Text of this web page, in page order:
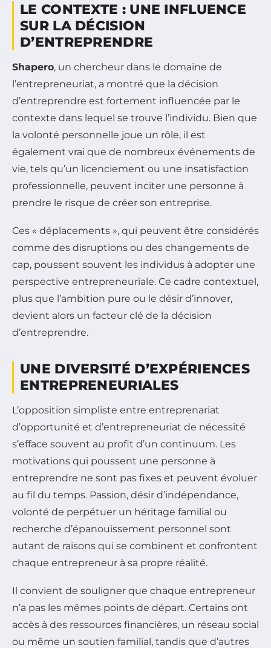
LE CONTEXTE : UNE INFLUENCE
SUR LA DÉCISION
D’ENTREPRENDRE
Shapero, un chercheur dans le domaine de
l’entrepreneuriat, a montré que la décision
d’entreprendre est fortement influencée par le
contexte dans lequel se trouve l’individu. Bien que
la volonté personnelle joue un rôle, il est
également vrai que de nombreux événements de
vie, tels qu’un licenciement ou une insatisfaction
professionnelle, peuvent inciter une personne à
prendre le risque de créer son entreprise.
Ces « déplacements », qui peuvent être considérés
comme des disruptions ou des changements de
cap, poussent souvent les individus à adopter une
perspective entrepreneuriale. Ce cadre contextuel,
plus que l’ambition pure ou le désir d’innover,
devient alors un facteur clé de la décision
d’entreprendre.
UNE DIVERSITÉ D’EXPÉRIENCES
ENTREPRENEURIALES
L’opposition simpliste entre entreprenariat
d’opportunité et d’entrepreneuriat de nécessité
s’efface souvent au profit d’un continuum. Les
motivations qui poussent une personne à
entreprendre ne sont pas fixes et peuvent évoluer
au fil du temps. Passion, désir d’indépendance,
volonté de perpétuer un héritage familial ou
recherche d’épanouissement personnel sont
autant de raisons qui se combinent et confrontent
chaque entrepreneur à sa propre réalité.
Il convient de souligner que chaque entrepreneur
n’a pas les mêmes points de départ. Certains ont
accès à des ressources financières, un réseau social
ou même un soutien familial, tandis que d’autres